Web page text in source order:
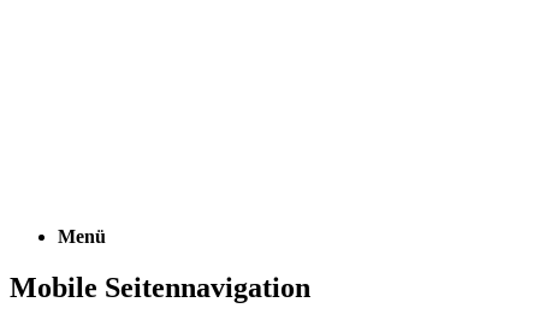
Menü
Mobile Seitennavigation